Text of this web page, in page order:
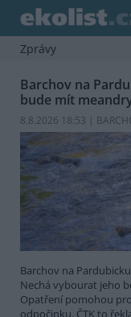
Zprávy
Barchov na
bude mít
8.8.2026 18:53 |
Barchov na
Nechá vybourat jeho
Opatření pomohou
odpočinku. ČTK to